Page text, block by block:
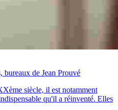
bureaux de Jean Prouvé
siècle, il est notamment
qu'il a réinventé. Elles